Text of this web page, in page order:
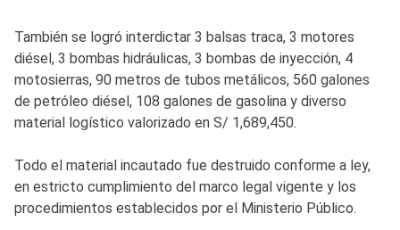
También se logró interdictar 3 balsas traca, 3 motores
diésel, 3 bombas hidráulicas, 3 bombas de inyección, 4
motosierras, 90 metros de tubos metálicos, 560 galones
de petróleo diésel, 108 galones de gasolina y diverso
material logístico valorizado en S/ 1,689,450.
Todo el material incautado fue destruido conforme a ley,
en estricto cumplimiento del marco legal vigente y los
procedimientos establecidos por el Ministerio Público.